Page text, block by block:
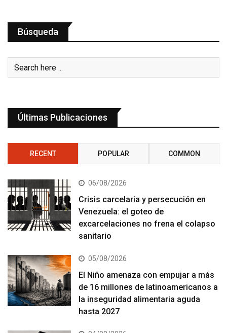
Búsqueda
Últimas Publicaciones
RECENT POPULAR COMMON
06/08/2026
Crisis carcelaria y persecución en
Venezuela: el goteo de
excarcelaciones no frena el colapso
sanitario
05/08/2026
El Niño amenaza con empujar a más
de 16 millones de latinoamericanos a
la inseguridad alimentaria aguda
hasta 2027